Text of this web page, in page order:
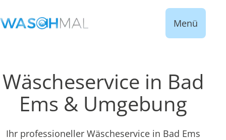
Menü
Wäscheservice in Bad
Ems & Umgebung
Ihr professioneller Wäscheservice in Bad Ems